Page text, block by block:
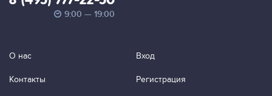
9:00 — 19:00
О нас
Контакты
Вход
Регистрация